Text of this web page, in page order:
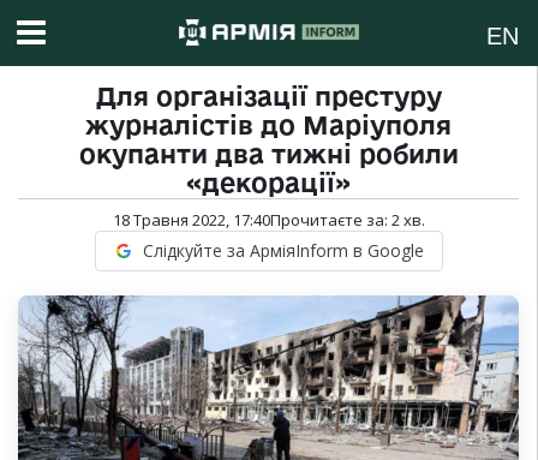
EN
Для організації престуру
журналістів до Маріуполя
окупанти два тижні робили
«декорації»
18 Травня 2022, 17:40Прочитаєте за: 2хв.
Слідкуйте за АрміяInform в Google